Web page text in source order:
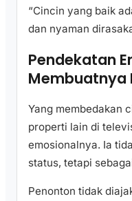
“Cincin yang baik
dan nyaman
Pendekatan
Membuatnya
Yang membedakan
properti lain di
emosionalnya. Ia
status, tetapi
Penonton tidak